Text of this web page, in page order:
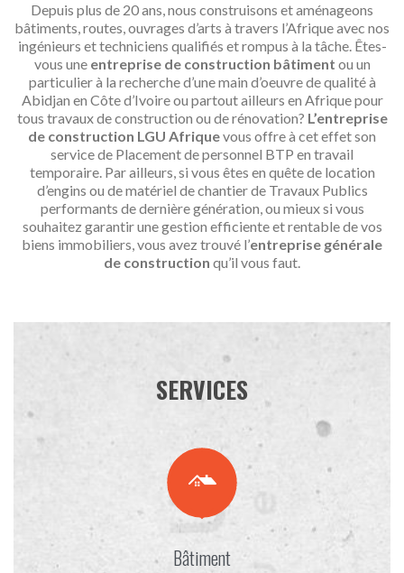
Depuis plus de 20 ans, nous construisons et aménageons
bâtiments, routes, ouvrages d’arts à travers l’Afrique avec nos
ingénieurs et techniciens qualifiés et rompus à la tâche. Êtes-
vous une entreprise de construction bâtiment ou un
particulier à la recherche d’une main d’oeuvre de qualité à
Abidjan en Côte d’Ivoire ou partout ailleurs en Afrique pour
tous travaux de construction ou de rénovation? L’entreprise
de construction LGU Afriquevous offre à cet effet son
service de Placement de personnel BTP en travail
temporaire. Par ailleurs, si vous êtes en quête de location
d’engins ou de matériel de chantier de Travaux Publics
performants de dernière génération, ou mieux si vous
souhaitez garantir une gestion efficiente et rentable de vos
biens immobiliers, vous avez trouvé l’entreprise générale
de construction qu’il vous faut.
SERVICES

Bâtiment